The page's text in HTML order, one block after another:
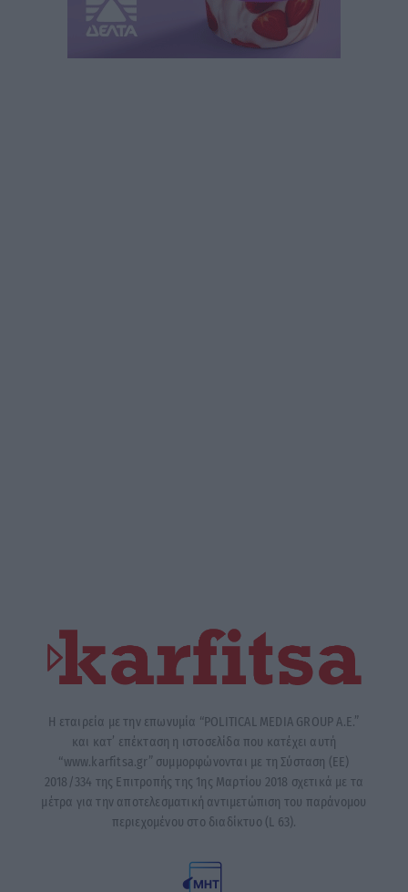
Η εταιρεία με την επωνυμία “POLITICAL MEDIA GROUP A.E.”
και κατ’ επέκταση η ιστοσελίδα που κατέχει αυτή
“www.karfitsa.gr” συμμορφώνονται με τη Σύσταση (ΕΕ)
2018/334 της Επιτροπής της 1ης Μαρτίου 2018 σχετικά με τα
μέτρα για την αποτελεσματική αντιμετώπιση του παράνομου
περιεχομένου στο διαδίκτυο (L 63).